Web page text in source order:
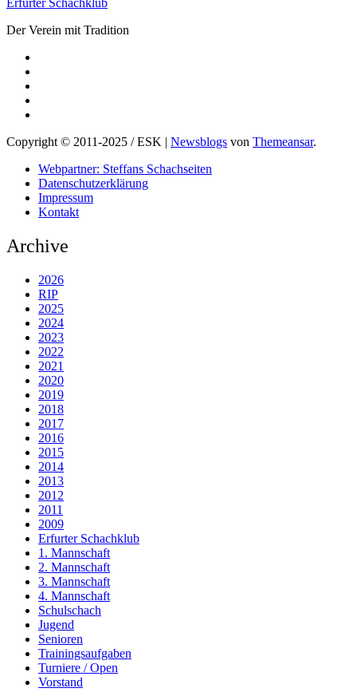
Erfurter Schachklub
Der Verein mit Tradition
Copyright © 2011-2025 / ESK Newsblogs von Themeansar.
Webpartner: Steffans Schachseiten
Datenschutzerklärung
Impressum
Kontakt
Archive
2026
RIP
2025
2024
2023
2022
2021
2020
2019
2018
2017
2016
2015
2014
2013
2012
2011
2009
Erfurter Schachklub
1. Mannschaft
2. Mannschaft
3. Mannschaft
4. Mannschaft
Schulschach
Jugend
Senioren
Trainingsaufgaben
Turniere / Open
Vorstand